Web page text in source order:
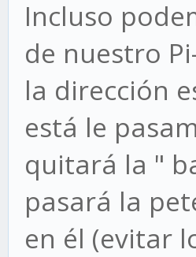
Incluso
de nuestro
la dirección
está le
quitará la "
pasará la
en él (evitar